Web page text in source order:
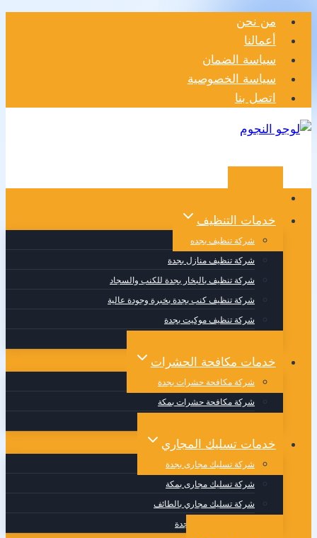
التجاوز
المحتوى
من نحن
أعمالنا
سياسة الضمان
سياسة الخصوصية
اتصل بنا
خدمات التنظيف
شركة تنظيف بجده
شركة تنظيف منازل بجدة
شركة تنظيف بالبخار بجدة للكنب والسجاد
شركة تنظيف كنب بجدة بخبرة وجودة عالية
شركة تنظيف موكيت بجدة
خدمات مكافحة الحشرات
شركة مكافحة حشرات بجدة
شركة مكافحة حشرات بمكة
خدمات تسليك المجاري
شركة تسليك مجارى بجدة
شركة تسليك مجارى بمكة
شركة تسليك مجاري بالطائف
وايت صرف صحي بجدة